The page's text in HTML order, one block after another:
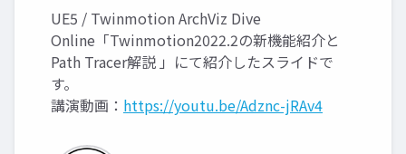
UE5 / Twinmotion ArchViz Dive
Online「Twinmotion2022.2の新機能紹介と
Path Tracer解説 」にて紹介したスライドで
す。
講演動画： https://youtu.be/Adznc-jRAv4